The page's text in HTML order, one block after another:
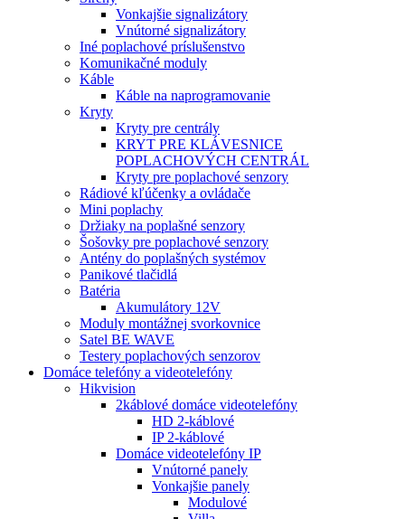
Vonkajšie signalizátory
Vnútorné signalizátory
Iné poplachové príslušenstvo
Komunikačné moduly
Káble
Káble na naprogramovanie
Kryty
Kryty pre centrály
KRYT PRE KLÁVESNICE
POPLACHOVÝCH CENTRÁL
Kryty pre poplachové senzory
Rádiové kľúčenky a ovládače
Mini poplachy
Držiaky na poplašné senzory
Šošovky pre poplachové senzory
Antény do poplašných systémov
Panikové tlačidlá
Batéria
Akumulátory 12V
Moduly montážnej svorkovnice
Satel BE WAVE
Testery poplachových senzorov
Domáce telefóny a videotelefóny
Hikvision
2káblové domáce videotelefóny
HD 2-káblové
IP 2-káblové
Domáce videotelefóny IP
Vnútorné panely
Vonkajšie panely
Modulové